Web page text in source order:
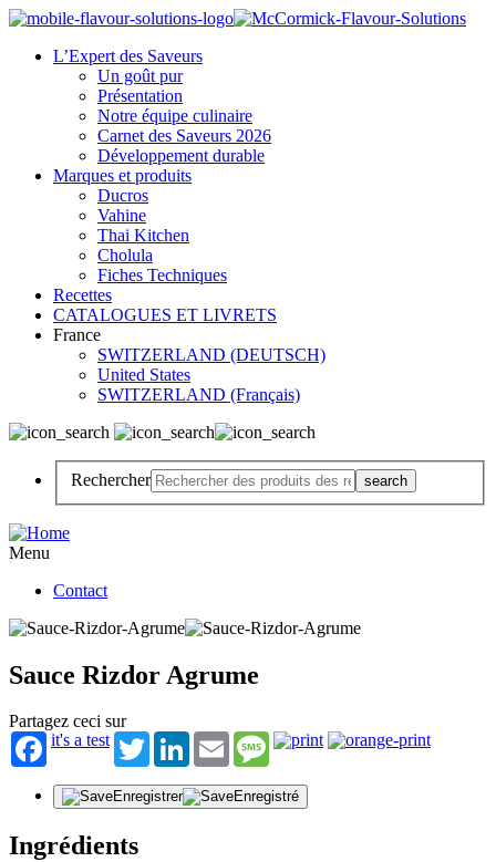
L’Expert des Saveurs
Un goût pur
Présentation
Notre équipe culinaire
Carnet des Saveurs 2026
Développement durable
Marques et produits
Ducros
Vahine
Thai Kitchen
Cholula
Fiches Techniques
Recettes
CATALOGUES ET LIVRETS
France
SWITZERLAND (DEUTSCH)
United States
SWITZERLAND (Français)
Rechercher
Menu
Contact
Sauce Rizdor Agrume
Partagez ceci sur
it's a test
TwitterLinkedInEmail Message
Enregistrer Enregistré
Ingrédients